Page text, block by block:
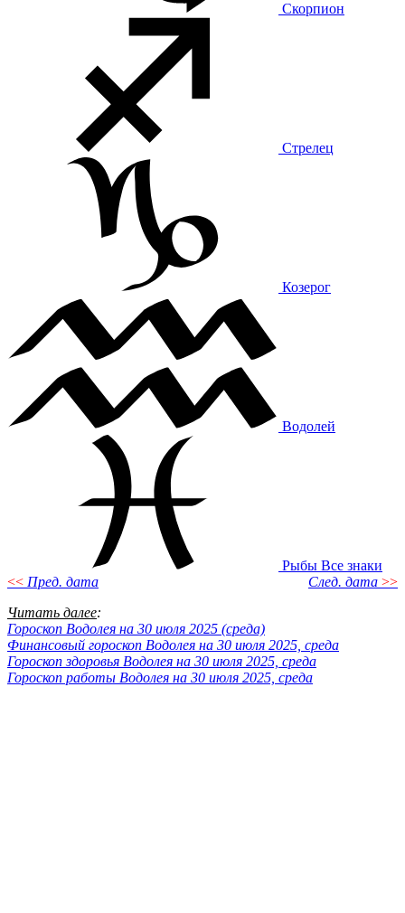
Скорпион
Стрелец
Козерог
Водолей
Рыбы Все знаки
<< Пред. дата След. дата >>
Читать далее:
Гороскоп Водолея на 30 июля 2025 (среда)
Финансовый гороскоп Водолея на 30 июля 2025, среда
Гороскоп здоровья Водолея на 30 июля 2025, среда
Гороскоп работы Водолея на 30 июля 2025, среда